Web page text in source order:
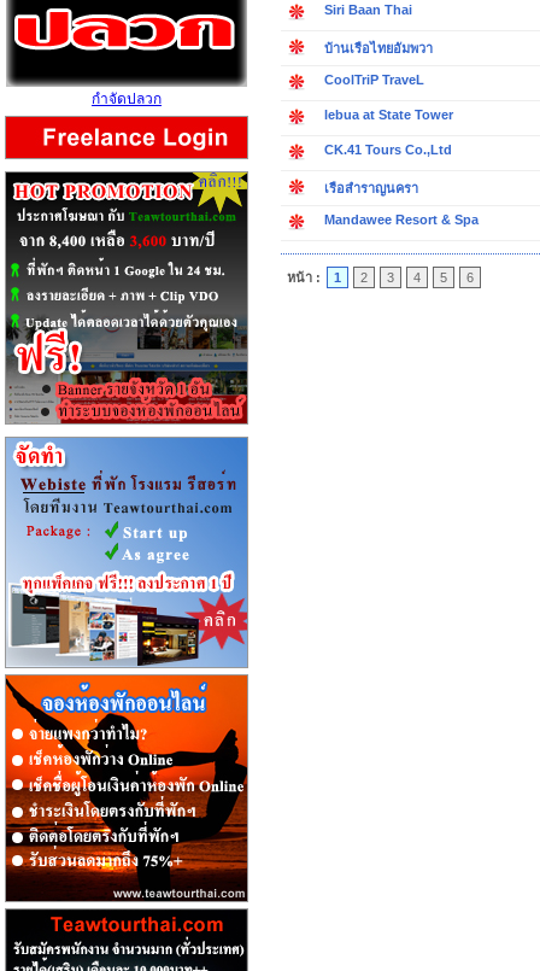
Siri Baan Thai
บ้านเรือไทยอัมพวา
CoolTriP TraveL
lebua at State Tower
CK.41 Tours Co.,Ltd
เรือสำราญนครา
Mandawee Resort & Spa
หน้า : 1 2 3 4 5 6
กำจัดปลวก